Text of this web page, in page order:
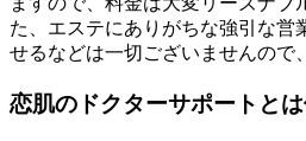
た、エステにありがちな強引な営
せるなどは一切ございませんので
恋肌のドクターサポートと